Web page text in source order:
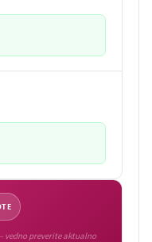
vedno preverite aktualno